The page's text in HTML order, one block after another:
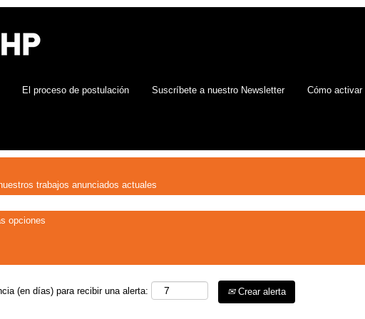
El proceso de postulación Suscríbete a nuestro Newsletter Cómo activar
trabajos anunciados actuales
opciones
(en días) para recibir una alerta: Crear alerta